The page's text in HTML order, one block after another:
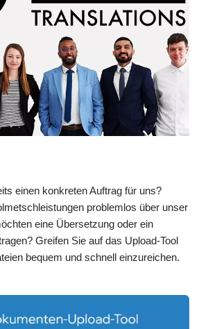
einen konkreten Auftrag für uns?
problemlos über unser
eine Übersetzung oder ein
Greifen Sie auf das Upload-Tool
bequem und schnell einzureichen.